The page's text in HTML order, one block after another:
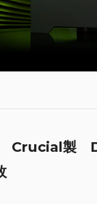
Crucial製